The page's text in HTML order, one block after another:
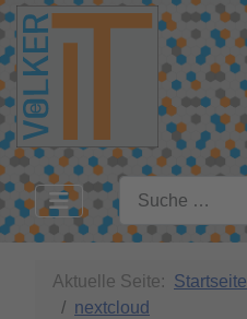
Aktuelle Seite: Startseite
nextcloud